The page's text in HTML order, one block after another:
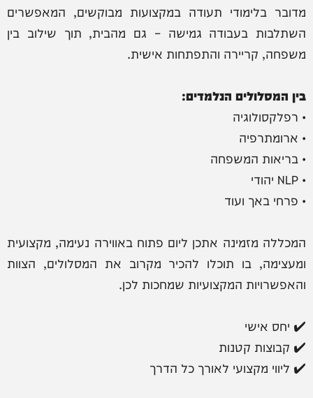
מדובר בלימודי תעודה במקצועות מבוקשים, המאפשרים
השתלבות בעבודה גמישה – גם מהבית, תוך שילוב בין
משפחה, קריירה והתפתחות אישית.
בין המסלולים הנלמדים:
• רפלקסולוגיה
• ארומתרפיה
• בריאות המשפחה
• NLP יהודי
• פרחי באך ועוד
המכללה מזמינה אתכן ליום פתוח באווירה נעימה, מקצועית
ומעצימה, בו תוכלו להכיר מקרוב את המסלולים, הצוות
והאפשרויות המקצועיות שמחכות לכן.
✔️ יחס אישי
✔️ קבוצות קטנות
✔️ ליווי מקצועי לאורך כל הדרך